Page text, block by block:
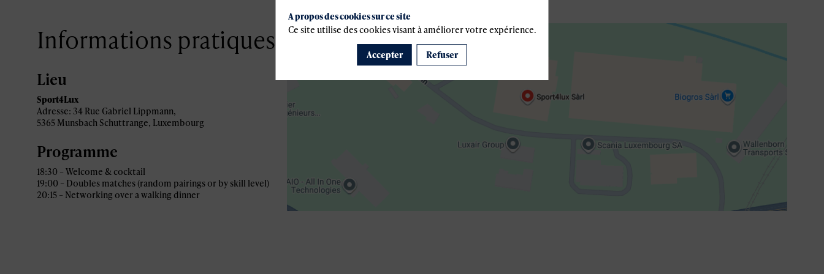
Informations pratiques
Lieu
Sport4Lux
Adresse: 34 Rue Gabriel Lippmann,
5365 Munsbach Schuttrange, Luxembourg
Programme
18:30 – Welcome & cocktail
19:00 – Doubles matches (random pairings or by skill level)
20:15 – Networking over a walking dinner
A propos des cookies sur ce site
Ce site utilise des cookies visant à améliorer votre expérience.
Accepter Refuser